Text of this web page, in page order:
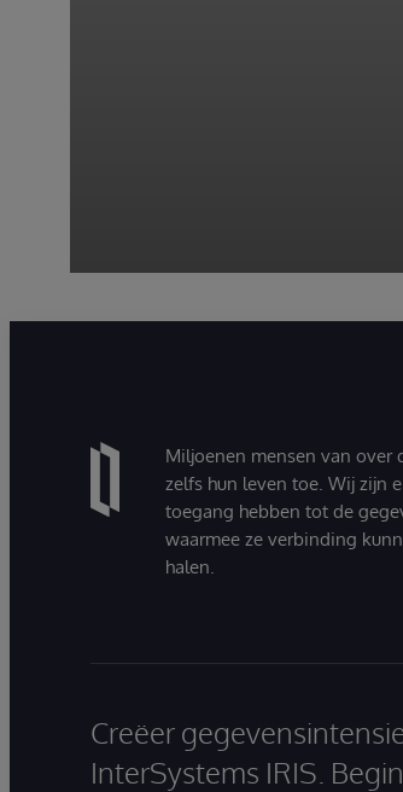
Miljoenen mensen van over
zelfs hun leven toe. Wij zijn
toegang hebben tot de
waarmee ze verbinding
halen.
Creëer
InterSystems IRIS.